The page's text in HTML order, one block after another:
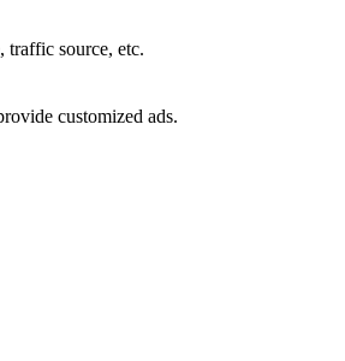
traffic source, etc.
customized ads.